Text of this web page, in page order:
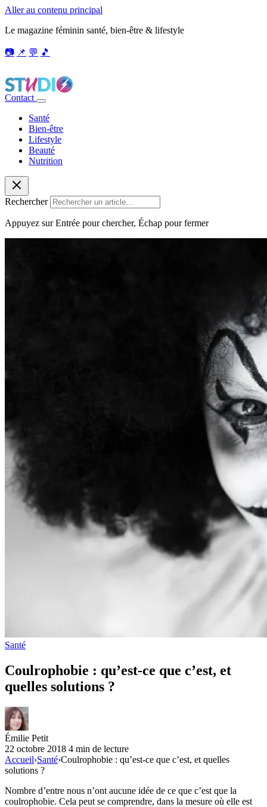
Aller au contenu principal
Le magazine féminin santé, bien-être & lifestyle
📷 📌 💬 🎵
Contact
Santé
Bien-être
Lifestyle
Beauté
Nutrition
Rechercher
Appuyez sur Entrée pour chercher, Échap pour fermer
Santé
Coulrophobie : qu’est-ce que c’est, et
quelles solutions ?
Émilie Petit
22 octobre 2018 4 min de lecture
Accueil›Santé›Coulrophobie : qu’est-ce que c’est, et quelles
solutions ?
Nombre d’entre nous n’ont aucune idée de ce que c’est que la
coulrophobie. Cela peut se comprendre, dans la mesure où elle est